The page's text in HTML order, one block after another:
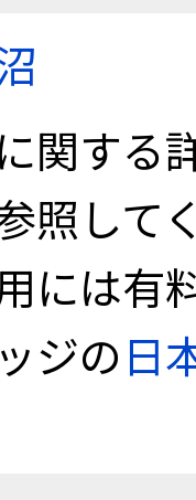
関する
照して
には有
ジの日